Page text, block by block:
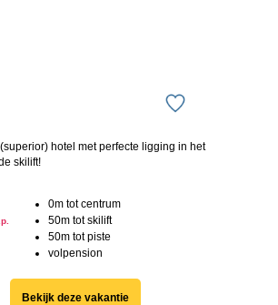
hotel met perfecte ligging in het
skilift!
0m tot centrum
50m tot skilift
50m tot piste
volpension
Bekijk deze vakantie